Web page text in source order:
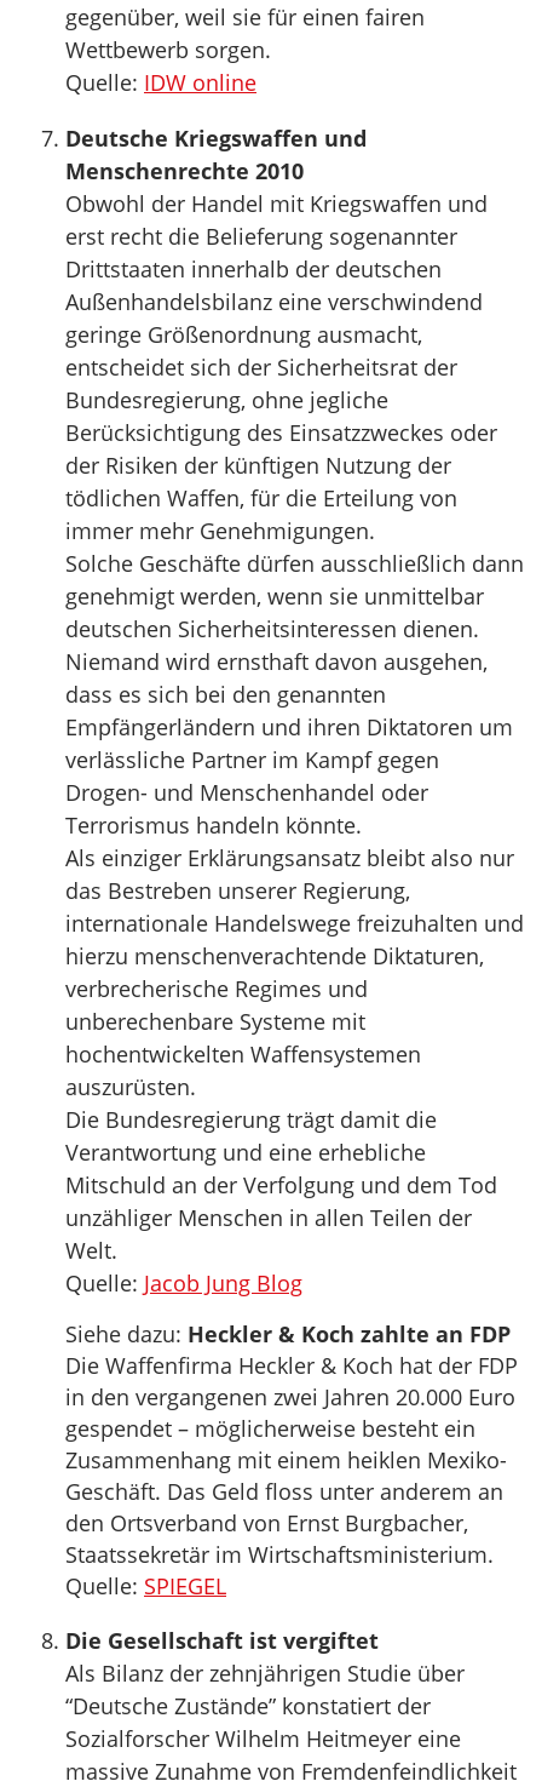
gegenüber, weil sie für einen fairen
Wettbewerb sorgen.
Quelle: IDW online
Deutsche Kriegswaffen und
Menschenrechte 2010
Obwohl der Handel mit Kriegswaffen und
erst recht die Belieferung sogenannter
Drittstaaten innerhalb der deutschen
Außenhandelsbilanz eine verschwindend
geringe Größenordnung ausmacht,
entscheidet sich der Sicherheitsrat der
Bundesregierung, ohne jegliche
Berücksichtigung des Einsatzzweckes oder
der Risiken der künftigen Nutzung der
tödlichen Waffen, für die Erteilung von
immer mehr Genehmigungen.
Solche Geschäfte dürfen ausschließlich dann
genehmigt werden, wenn sie unmittelbar
deutschen Sicherheitsinteressen dienen.
Niemand wird ernsthaft davon ausgehen,
dass es sich bei den genannten
Empfängerländern und ihren Diktatoren um
verlässliche Partner im Kampf gegen
Drogen- und Menschenhandel oder
Terrorismus handeln könnte.
Als einziger Erklärungsansatz bleibt also nur
das Bestreben unserer Regierung,
internationale Handelswege freizuhalten und
hierzu menschenverachtende Diktaturen,
verbrecherische Regimes und
unberechenbare Systeme mit
hochentwickelten Waffensystemen
auszurüsten.
Die Bundesregierung trägt damit die
Verantwortung und eine erhebliche
Mitschuld an der Verfolgung und dem Tod
unzähliger Menschen in allen Teilen der
Welt.
Quelle: Jacob Jung Blog
Siehe dazu: Heckler & Koch zahlte an FDP
Die Waffenfirma Heckler & Koch hat der FDP
in den vergangenen zwei Jahren 20.000 Euro
gespendet – möglicherweise besteht ein
Zusammenhang mit einem heiklen Mexiko-
Geschäft. Das Geld floss unter anderem an
den Ortsverband von Ernst Burgbacher,
Staatssekretär im Wirtschaftsministerium.
Quelle: SPIEGEL
Die Gesellschaft ist vergiftet
Als Bilanz der zehnjährigen Studie über
“Deutsche Zustände” konstatiert der
Sozialforscher Wilhelm Heitmeyer eine
massive Zunahme von Fremdenfeindlichkeit